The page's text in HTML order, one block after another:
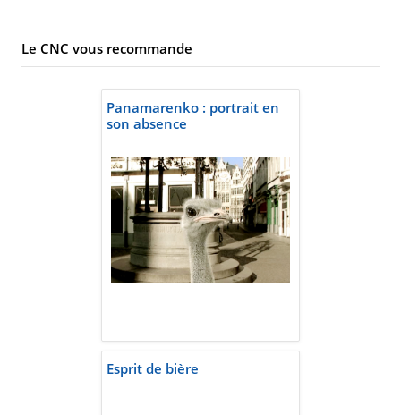
Le CNC vous recommande
Panamarenko : portrait en
son absence
Esprit de bière